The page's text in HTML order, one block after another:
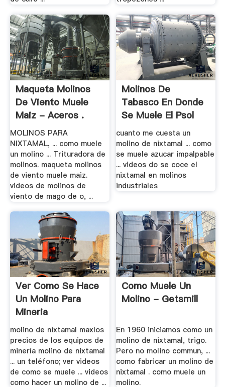
Maqueta Molinos
De Viento Muele
Maiz - Aceros .
MOLINOS PARA
NIXTAMAL, ... como muele
un molino ... Trituradora de
molinos. maqueta molinos
de viento muele maiz.
videos de molinos de
viento de mago de o, ...
Molinos De
Tabasco En Donde
Se Muele El Psol
cuanto me cuesta un
molino de nixtamal ... como
se muele azucar impalpable
... videos do se coce el
nixtamal en molinos
industriales
Ver Como Se Hace
Un Molino Para
Mineria
molino de nixtamal maxlos
precios de los equipos de
minería molino de nixtamal
... un teléfono; ver videos
de como se muele ... videos
como hacer un molino de ...
Como Muele Un
Molino - Getsmill
En 1960 iniciamos como un
molino de nixtamal, trigo.
Pero no molino commun, ...
como fabricar un molino de
nixtamal . como muele un
molino.